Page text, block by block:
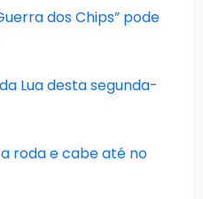
dos Chips” pode
Lua desta segunda-
roda e cabe até no